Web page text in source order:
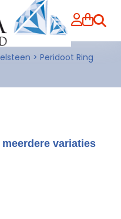
> Peridoot Ring
variaties